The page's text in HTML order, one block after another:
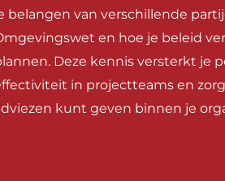
belangen van verschillende
en hoe je beleid
Deze kennis versterkt je
in projectteams en
kunt geven binnen je